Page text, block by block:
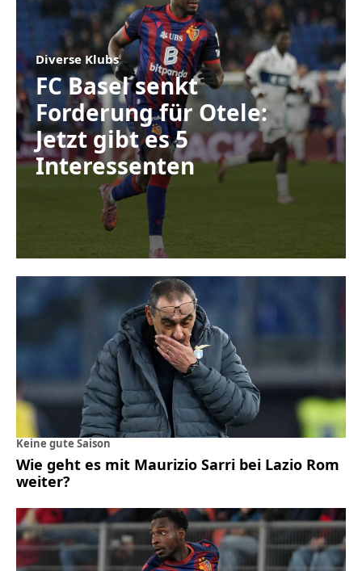
Diverse Klubs
FC Basel senkt
Forderung für Otele:
Jetzt gibt es 5
Interessenten
Keine gute Saison
Wie geht es mit Maurizio Sarri bei Lazio Rom
weiter?